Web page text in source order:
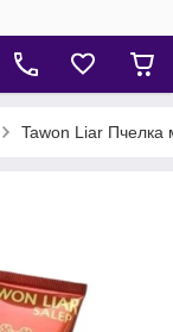
Tawon Liar Пчелка